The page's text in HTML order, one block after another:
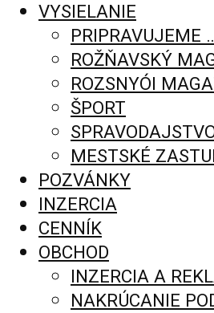
VYSIELANIE
PRIPRAVUJEME
ROŽŇAVSKÝ
ROZSNYÓI
ŠPORT
MESTSKÉ
POZVÁNKY
INZERCIA
CENNÍK
OBCHOD
INZERCIA A
NAKRÚCANIE